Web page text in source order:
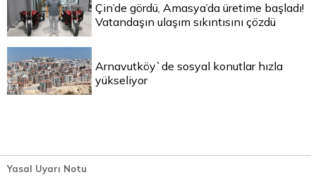
Çin’de gördü, Amasya’da üretime başladı!
Vatandaşın ulaşım sıkıntısını çözdü
Arnavutköy`de sosyal konutlar hızla
yükseliyor
Yasal Uyarı Notu